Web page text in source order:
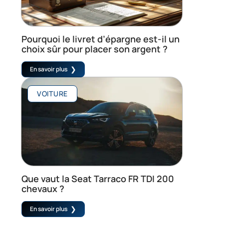
Pourquoi le livret d’épargne est-il un
choix sûr pour placer son argent ?
En savoir plus
VOITURE
Que vaut la Seat Tarraco FR TDI 200
chevaux ?
En savoir plus